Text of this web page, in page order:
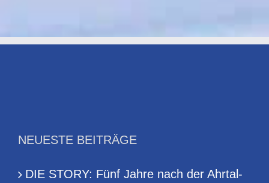
I
NEUESTE BEITRÄGE
DIE STORY: Fünf Jahre nach der Ahrtal-